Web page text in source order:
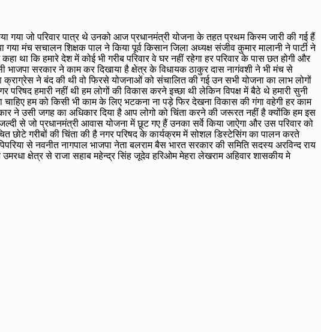
गया जो परिवार पात्र थे उनको आज प्रधानमंत्री योजना के तहत प्रथम किस्म जारी की गई हैं
मंच सचालन शिक्षक पाल ने किया पूर्व किसान जिला अध्यक्ष संजीव कुमार मालानी ने पार्टी ने
था कि हमारे देश में कोई भी गरीब परिवार वे घर नहीं रहेगा हर परिवार के पास छत होगी और
सरकार ने काम कर दिखाया है क्षेत्र के विधायक ठाकुर दास नागंवशी ने भी मंच से
क्राग्रेस ने बंद की थी वो फिरसे योजनाओं को संचालित की गई उन सभी योजना का लाभ लोगों
हमारी नहीं थी हम लोगों की विकास करने इच्छा थी लेकिन विपक्ष में बैठे थे हमारी सुनी
हम को किसी भी काम के लिए भटकना ना पड़े फिर देखना विकास की गंगा वहेगी हर काम
ने उसी जगह का अधिकार दिया है आप लोगो को चिंता करने की जरूरत नहीं है क्योंकि हम इस
से जो प्रधानमंत्री आवास योजना में छूट गए हैं उनका सर्वे किया जाऐगा और उस परिवार को
गरीबों की चिंता की है नगर परिषद के कार्यक्रम में सोशल डिस्टेसिंग का पालन करते
से नवनीत नागपाल भाजपा नेता बलराम बैस भारत सरकार की समिति सदस्य अरविन्द राय
क्षेत्र से राजा सहाब महेन्द्र सिंह जूदेव हरिओम मेहरा लेखराम अहिवार शासकीय मे